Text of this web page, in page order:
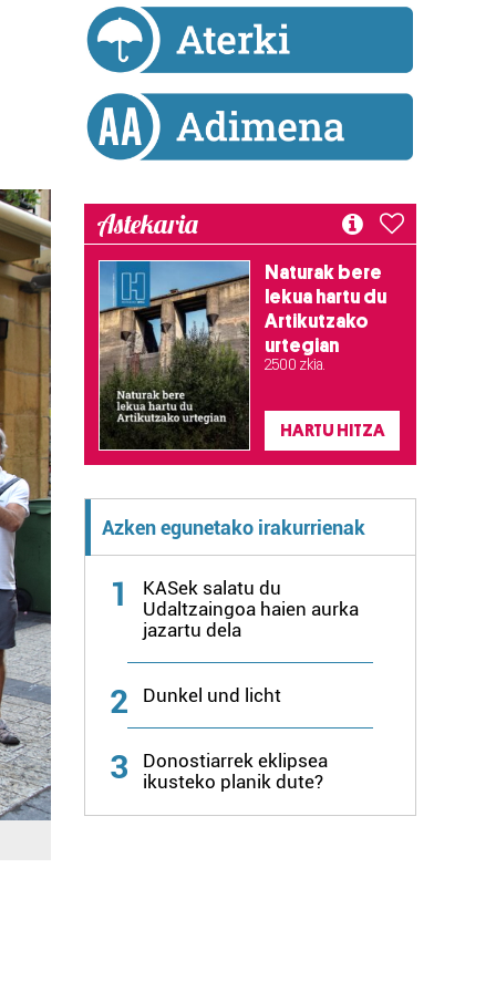
Astekaria
Naturak bere
lekua hartu du
Artikutzako
urtegian
2.500 zkia.
HARTU HITZA
Azken egunetako irakurrienak
1
KASek salatu du
Udaltzaingoa haien aurka
jazartu dela
2 Dunkel und licht
3
Donostiarrek eklipsea
ikusteko planik dute?